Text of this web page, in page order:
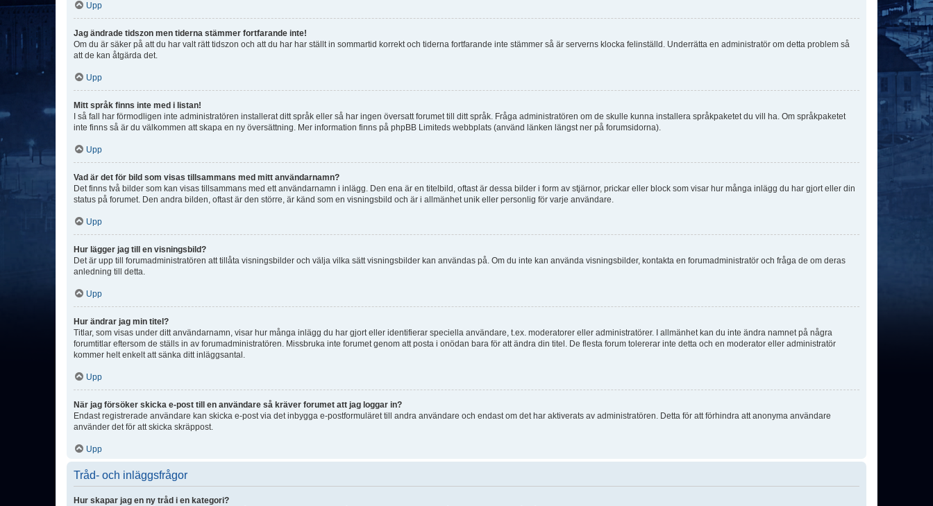
Upp
Jag ändrade tidszon men tiderna stämmer fortfarande inte!
Om du är säker på att du har valt rätt tidszon och att du har har ställt in sommartid korrekt och tiderna fortfarande inte stämmer så är serverns klocka felinställd. Underrätta en administratör om detta problem så
att de kan åtgärda det.
Upp
Mitt språk finns inte med i listan!
I så fall har förmodligen inte administratören installerat ditt språk eller så har ingen översatt forumet till ditt språk. Fråga administratören om de skulle kunna installera språkpaketet du vill ha. Om språkpaketet
inte finns så är du välkommen att skapa en ny översättning. Mer information finns på phpBB Limiteds webbplats (använd länken längst ner på forumsidorna).
Upp
Vad är det för bild som visas tillsammans med mitt användarnamn?
Det finns två bilder som kan visas tillsammans med ett användarnamn i inlägg. Den ena är en titelbild, oftast är dessa bilder i form av stjärnor, prickar eller block som visar hur många inlägg du har gjort eller din
status på forumet. Den andra bilden, oftast är den större, är känd som en visningsbild och är i allmänhet unik eller personlig för varje användare.
Upp
Hur lägger jag till en visningsbild?
Det är upp till forumadministratören att tillåta visningsbilder och välja vilka sätt visningsbilder kan användas på. Om du inte kan använda visningsbilder, kontakta en forumadministratör och fråga de om deras
anledning till detta.
Upp
Hur ändrar jag min titel?
Titlar, som visas under ditt användarnamn, visar hur många inlägg du har gjort eller identifierar speciella användare, t.ex. moderatorer eller administratörer. I allmänhet kan du inte ändra namnet på några
forumtitlar eftersom de ställs in av forumadministratören. Missbruka inte forumet genom att posta i onödan bara för att ändra din titel. De flesta forum tolererar inte detta och en moderator eller administratör
kommer helt enkelt att sänka ditt inläggsantal.
Upp
När jag försöker skicka e-post till en användare så kräver forumet att jag loggar in?
Endast registrerade användare kan skicka e-post via det inbygga e-postformuläret till andra användare och endast om det har aktiverats av administratören. Detta för att förhindra att anonyma användare
använder det för att skicka skräppost.
Upp
Tråd- och inläggsfrågor
Hur skapar jag en ny tråd i en kategori?